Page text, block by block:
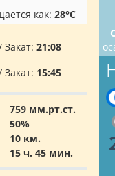
как: 28°C
Закат: 21:08
Закат: 15:45
759 мм.рт.ст.
50%
10 км.
15 ч. 45 мин.